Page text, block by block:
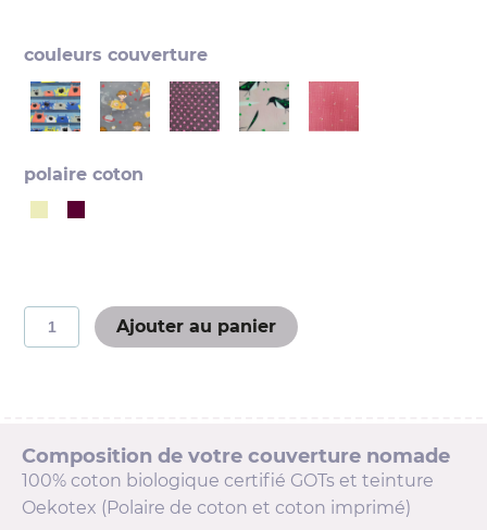
couleurs couverture
polaire coton
quantité
Couverture
Ajouter au panier
Composition de votre couverture nomade
100% coton biologique certifié GOTs et teinture
Oekotex (Polaire de coton et coton imprimé)